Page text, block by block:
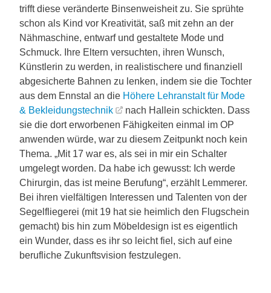
trifft diese veränderte Binsenweisheit zu. Sie sprühte
schon als Kind vor Kreativität, saß mit zehn an der
Nähmaschine, entwarf und gestaltete Mode und
Schmuck. Ihre Eltern versuchten, ihren Wunsch,
Künstlerin zu werden, in realistischere und finanziell
abgesicherte Bahnen zu lenken, indem sie die Tochter
aus dem Ennstal an die Höhere Lehranstalt für Mode
& Bekleidungstechnik
nach Hallein schickten. Dass
sie die dort erworbenen Fähigkeiten einmal im OP
anwenden würde, war zu diesem Zeitpunkt noch kein
Thema. „Mit 17 war es, als sei in mir ein Schalter
umgelegt worden. Da habe ich gewusst: Ich werde
Chirurgin, das ist meine Berufung“, erzählt Lemmerer.
Bei ihren vielfältigen Interessen und Talenten von der
Segelfliegerei (mit 19 hat sie heimlich den Flugschein
gemacht) bis hin zum Möbeldesign ist es eigentlich
ein Wunder, dass es ihr so leicht fiel, sich auf eine
berufliche Zukunftsvision festzulegen.